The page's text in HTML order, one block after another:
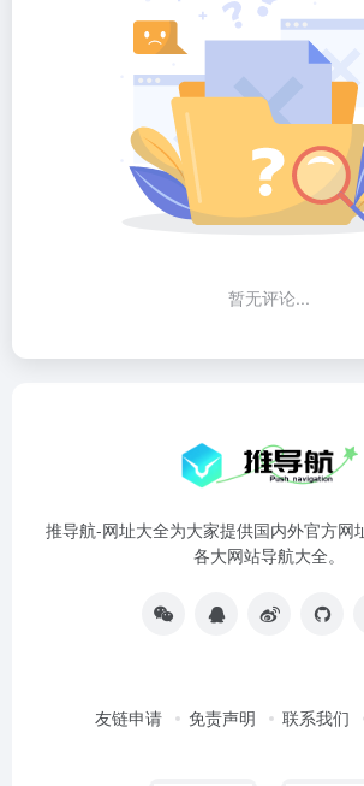
暂无评论...
推导航-网址大全为大家提供国内外官方网
各大网站导航大全。
友链申请 免责声明 联系我们